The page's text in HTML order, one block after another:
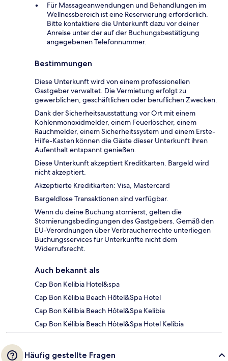
Für Massageanwendungen und Behandlungen im
Wellnessbereich ist eine Reservierung erforderlich.
Bitte kontaktiere die Unterkunft dazu vor deiner
Anreise unter der auf der Buchungsbestätigung
angegebenen Telefonnummer.
Bestimmungen
Diese Unterkunft wird von einem professionellen
Gastgeber verwaltet. Die Vermietung erfolgt zu
gewerblichen, geschäftlichen oder beruflichen Zwecken.
Dank der Sicherheitsausstattung vor Ort mit einem
Kohlenmonoxidmelder, einem Feuerlöscher, einem
Rauchmelder, einem Sicherheitssystem und einem Erste-
Hilfe-Kasten können die Gäste dieser Unterkunft ihren
Aufenthalt entspannt genießen.
Diese Unterkunft akzeptiert Kreditkarten. Bargeld wird
nicht akzeptiert.
Akzeptierte Kreditkarten: Visa, Mastercard
Bargeldlose Transaktionen sind verfügbar.
Wenn du deine Buchung stornierst, gelten die
Stornierungsbedingungen des Gastgebers. Gemäß den
EU-Verordnungen über Verbraucherrechte unterliegen
Buchungsservices für Unterkünfte nicht dem
Widerrufsrecht.
Auch bekannt als
Cap Bon Kelibia Hotel&spa
Cap Bon Kélibia Beach Hôtel&Spa Hotel
Cap Bon Kélibia Beach Hôtel&Spa Kelibia
Cap Bon Kélibia Beach Hôtel&Spa Hotel Kelibia
Häufig gestellte Fragen